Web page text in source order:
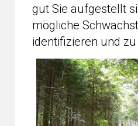
gut Sie aufgestellt
mögliche
identifizieren und